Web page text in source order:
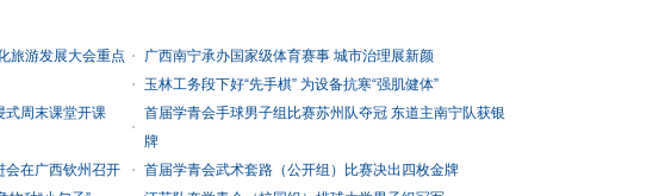
旅游发展大会重点
广西南宁承办国家级体育赛事 城市治理展新颜
玉林工务段下好“先手棋” 为设备抗寒“强肌健体”
式周末课堂开课
首届学青会手球男子组比赛苏州队夺冠 东道主南宁队获银
牌
会在广西钦州召开
首届学青会武术套路（公开组）比赛决出四枚金牌